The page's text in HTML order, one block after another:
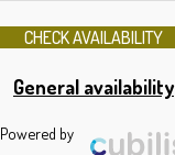
General availability
Powered by